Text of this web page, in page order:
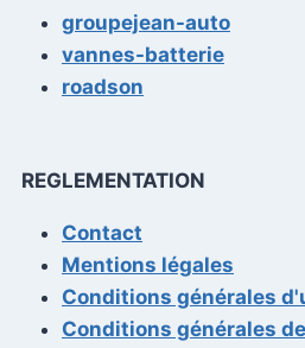
groupejean-auto
vannes-batterie
roadson
REGLEMENTATION
Contact
Mentions légales
Conditions générales
Conditions générales